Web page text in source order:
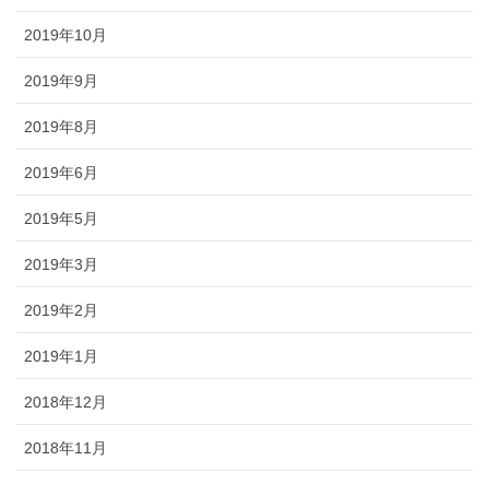
2019年10月
2019年9月
2019年8月
2019年6月
2019年5月
2019年3月
2019年2月
2019年1月
2018年12月
2018年11月